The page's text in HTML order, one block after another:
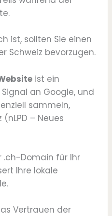
ist, sollten Sie einen
Schweiz bevorzugen.
ist ein
an Google, und
sammeln,
– Neues
.ch-Domain für Ihr
Ihre lokale
Vertrauen der